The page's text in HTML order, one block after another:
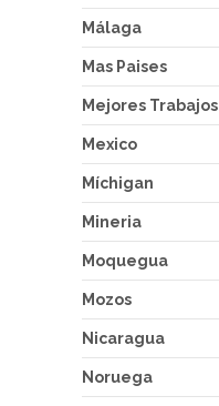
Málaga
Mas Paises
Mejores Trabajos
Mexico
Míchigan
Mineria
Moquegua
Mozos
Nicaragua
Noruega